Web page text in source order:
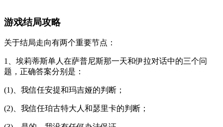
游戏结局攻略
关于结局走向有两个重要节点：
1、埃莉蒂斯单人在萨普尼斯那一天和伊拉对话中的三个问
题，正确答案分别是：
(1)、我信任安提和玛吉娅的判断；
(2)、我信任珀古特大人和瑟里卡的判断；